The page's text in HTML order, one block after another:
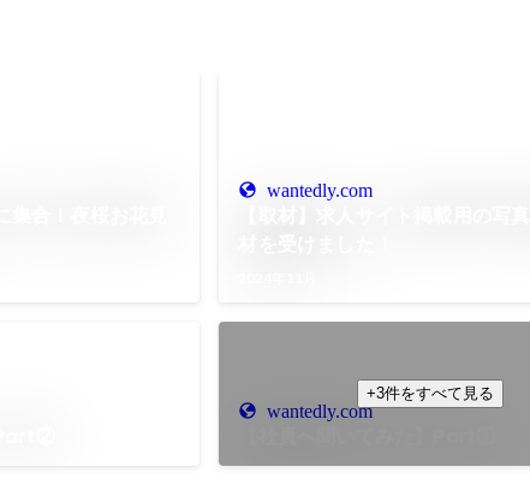
wantedly.com
wantedly.com
+3件をすべて見る